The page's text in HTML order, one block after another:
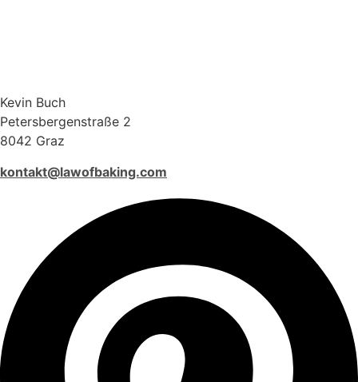
Kevin Buch
Petersbergenstraße 2
8042 Graz
kontakt@lawofbaking.com